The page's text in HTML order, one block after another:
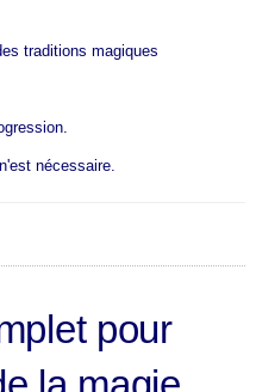
traditions magiques
nécessaire.
pour